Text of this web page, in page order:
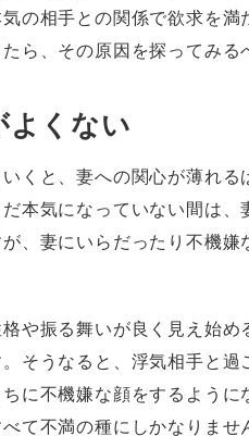
の相手との関係で欲求を満
ら、その原因を探ってみる
よくない
くと、妻への関心が薄れ
本気になっていない間は
、妻にいらだったり不機
や振る舞いが良く見え始
そうなると、浮気相手と
に不機嫌な顔をするように
て不満の種にしかなりま